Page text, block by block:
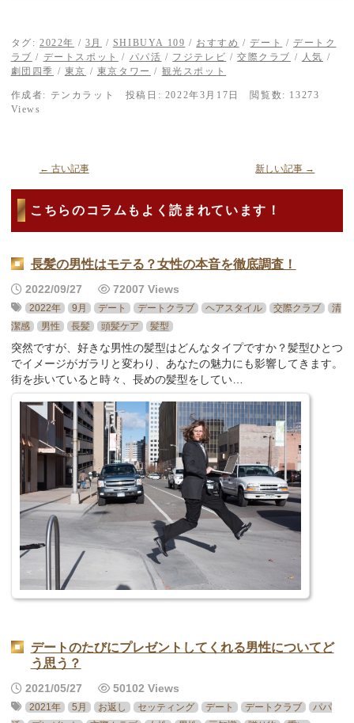
タグ: 2022年 / 3月 / SHIBUYA 109 / おすすめ /デート /デートク
ラブ / デートスポット / パパ活 / フジテレビ /交際クラブ / 人気 /
劇団四季 / 東京 / 東京タワー / 観光スポット
作成者: テンカラット 投稿日: 2022年3月17日
閲覧数: 13273
Views
← 古い記事 新しい記事 →
こちらのコラムもよく読まれています！
長髪の男性はモテる？女性の本音を徹底調査！
2022/09/27 72007 Views
2022年 9月 デート デートクラブ ヘアスタイル 交際クラブ
清
潔感
男性 長髪 頭髪ケア 髪型
突然ですが、好きな男性の髪型はどんなタイプですか？髪型ひとつ
でイメージがガラリと変わり、あなたの魅力にも影響してきます。
街を歩いていると時々、長めの髪型をしてい…
デートのたびにプレゼントしてくれる男性についてど
う思う？
2021/05/27 50102 Views
2021年 5月 お返し セッティング デート デートクラブ
パパ